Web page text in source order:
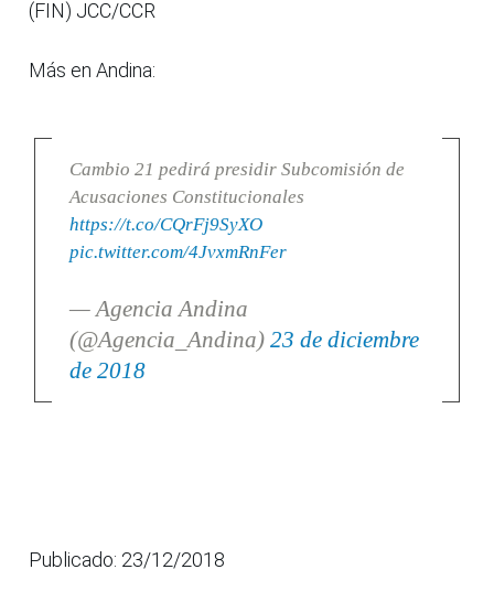
(FIN) JCC/CCR
Más en Andina:
Cambio 21 pedirá presidir Subcomisión de
Acusaciones Constitucionales
https://t.co/CQrFj9SyXO
pic.twitter.com/4JvxmRnFer
— Agencia Andina
(@Agencia_Andina) 23 de diciembre
de 2018
Publicado: 23/12/2018